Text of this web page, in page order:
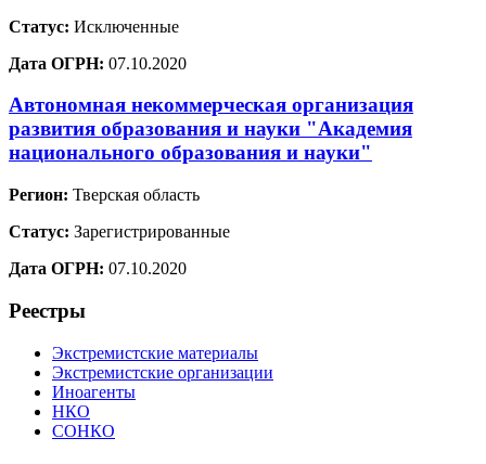
Статус: Исключенные
Дата ОГРН: 07.10.2020
Автономная некоммерческая организация
развития образования и науки "Академия
национального образования и науки"
Регион: Тверская область
Статус: Зарегистрированные
Дата ОГРН: 07.10.2020
Реестры
Экстремистские материалы
Экстремистские организации
Иноагенты
НКО
СОНКО